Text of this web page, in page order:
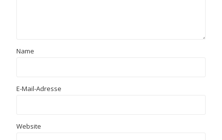
Name
E-Mail-Adresse
Website